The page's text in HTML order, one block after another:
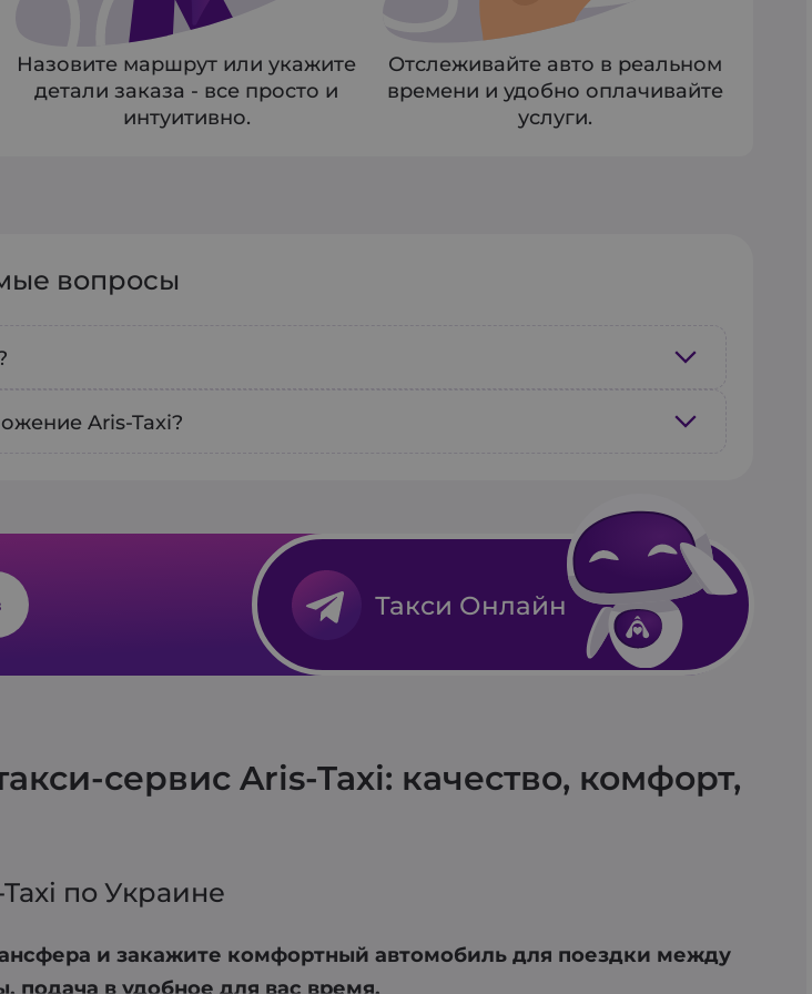
Назовите маршрут или укажите
детали заказа - все просто и
интуитивно.
Отслеживайте авто в реальном
времени и удобно оплачивайте
услуги.
вопросы
стоимость поездки, просто укажите пункты отправления и
Aris-Taxi?
Наше приложение автоматически найдет ближайшее авто и
Такси Онлайн
сервис Aris-Taxi: качество, комфорт,
по Украине
и закажите комфортный автомобиль для поездки между
в удобное для вас время.